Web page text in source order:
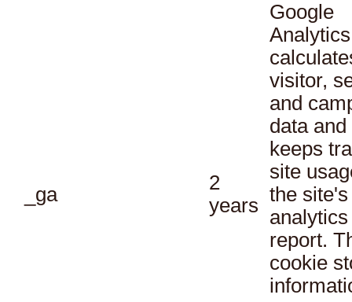
_ga
2
years
Google
visitor,
and
data and
keeps
site
the site's
analytics
report.
cookie